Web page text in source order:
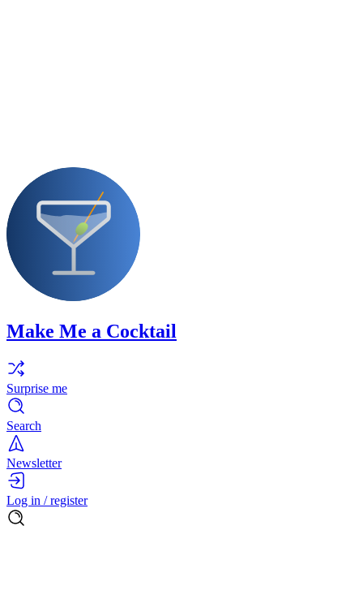
Make Me a Cocktail
Surprise me
Search
Newsletter
Log in / register